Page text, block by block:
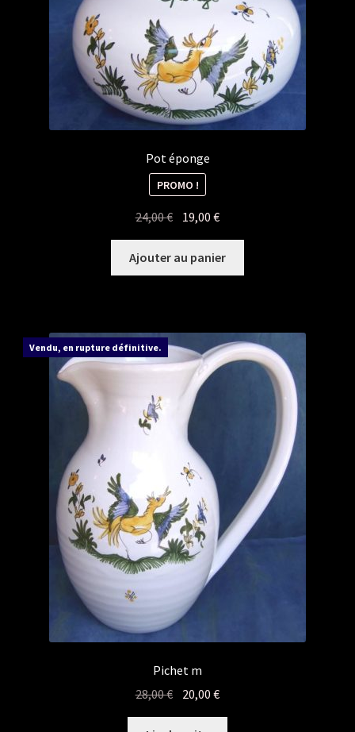
Pot éponge
PROMO !
24,00€ Le
prix
initial
était :
19,00€Le
prix
actuel
est :
Ajouter au panier
Vendu, en rupture définitive.
Pichet m
28,00€ Le
prix
20,00€Le
prix